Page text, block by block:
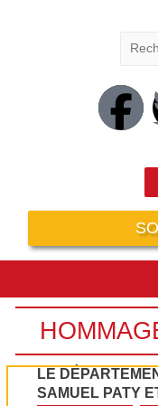
LE
SAMUEL PATY